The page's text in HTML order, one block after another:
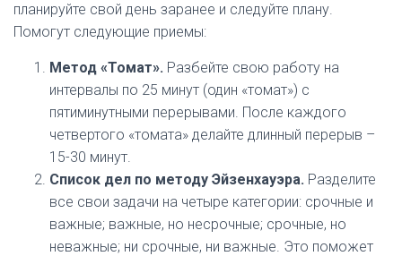
планируйте свой день заранее и следуйте плану.
Помогут следующие приемы:
Метод «Томат». Разбейте свою работу на
интервалы по 25 минут (один «томат») с
пятиминутными перерывами. После каждого
четвертого «томата» делайте длинный перерыв –
15-30 минут.
Список дел по методу Эйзенхауэра. Разделите
все свои задачи на четыре категории: срочные и
важные; важные, но несрочные; срочные, но
неважные; ни срочные, ни важные. Это поможет